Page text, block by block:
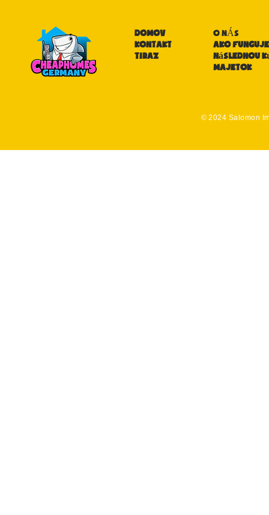
O NÁS
Ako funguje
následnou
majetok
© 2024 Salomon
DOMOV
KONTAKT
TIRAZ